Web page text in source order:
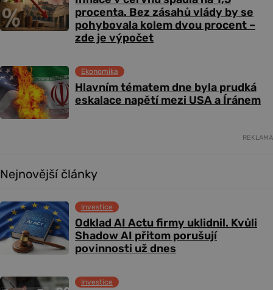
procenta. Bez zásahů vlády by se
pohybovala kolem dvou procent –
zde je výpočet
Hlavním tématem dne byla prudká
eskalace napětí mezi USA a Íránem
Ekonomika
REKLAMA
Nejnovější články
Odklad AI Actu firmy uklidnil. Kvůli
Shadow AI přitom porušují
povinnosti už dnes
Investice
Investice